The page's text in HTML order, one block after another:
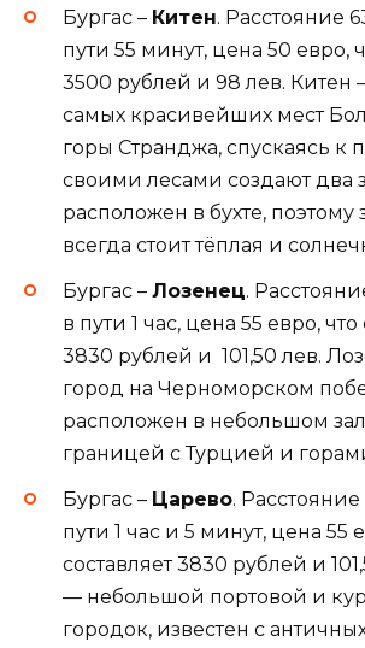
Бургас – Китен. Расстояние
пути 55 минут, цена 50 евро,
3500 рублей и 98 лев. Китен
самых красивейших мест
горы Странджа, спускаясь к
своими лесами создают два
расположен в бухте, поэтому
всегда стоит тёплая и
Бургас – Лозенец.
в пути 1 час, цена 55 евро, что
3830 рублей и 101,50 лев.
город на Черноморском
расположен в небольшом
границей с Турцией и
Бургас – Царево.
пути 1 час и 5 минут, цена 55
составляет 3830 рублей и
— небольшой портовой и
городок, известен с